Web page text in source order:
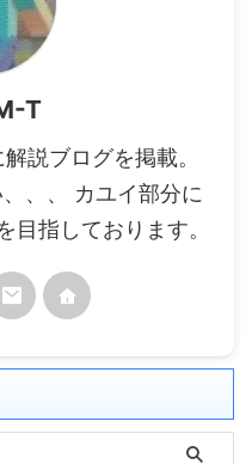
T
説ブログを掲載。
、、 カユイ部分に
目指しております。